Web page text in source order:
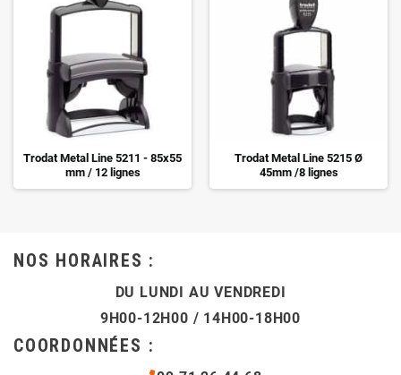
Trodat Metal Line 5211 - 85x55
mm / 12 lignes
Trodat Metal Line 5215 Ø
45mm /8 lignes
NOS HORAIRES :
DU LUNDI AU VENDREDI
9H00-12H00 / 14H00-18H00
COORDONNÉES :